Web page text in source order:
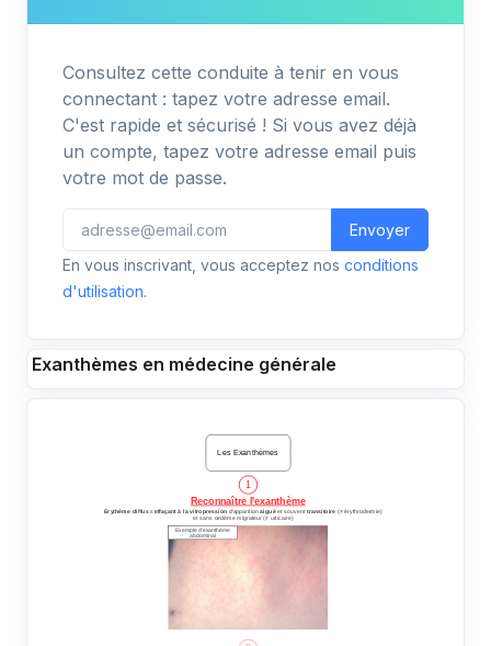
Consultez cette conduite à tenir en vous
connectant : tapez votre adresse email.
C'est rapide et sécurisé ! Si vous avez déjà
un compte, tapez votre adresse email puis
votre mot de passe.
Envoyer
En vous inscrivant, vous acceptez nos conditions
d'utilisation.
Exanthèmes en médecine générale